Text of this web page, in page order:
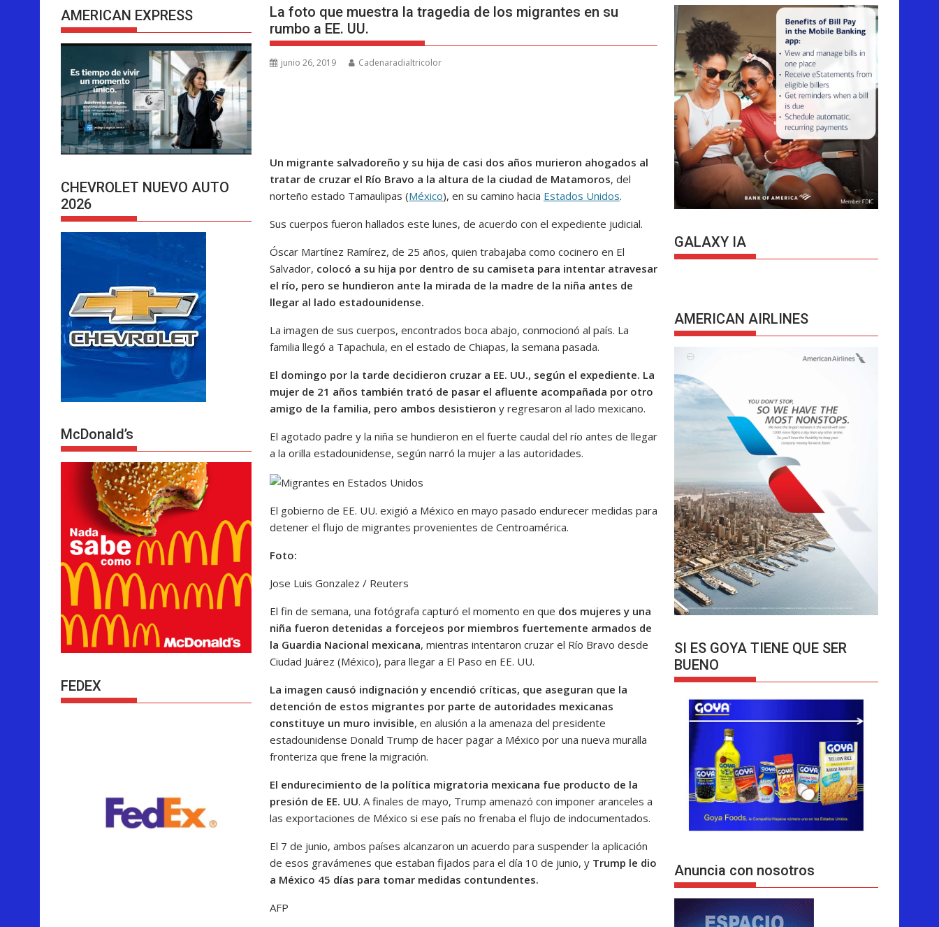
La foto que muestra la tragedia de los migrantes en su
rumbo a EE. UU.
junio 26, 2019 Cadenaradialtricolor
Un migrante salvadoreño y su hija de casi dos años murieron ahogados al
tratar de cruzar el Río Bravo a la altura de la ciudad de Matamoros, del
norteño estado Tamaulipas (México), en su camino hacia Estados Unidos.
Sus cuerpos fueron hallados este lunes, de acuerdo con el expediente judicial.
Óscar Martínez Ramírez, de 25 años, quien trabajaba como cocinero en El
Salvador, colocó a su hija por dentro de su camiseta para intentar atravesar
el río, pero se hundieron ante la mirada de la madre de la niña antes de
llegar al lado estadounidense.
La imagen de sus cuerpos, encontrados boca abajo, conmocionó al país. La
familia llegó a Tapachula, en el estado de Chiapas, la semana pasada.
El domingo por la tarde decidieron cruzar a EE. UU., según el expediente. La
mujer de 21 años también trató de pasar el afluente acompañada por otro
amigo de la familia, pero ambos desistieron y regresaron al lado mexicano.
El agotado padre y la niña se hundieron en el fuerte caudal del río antes de llegar
a la orilla estadounidense, según narró la mujer a las autoridades.
El gobierno de EE. UU. exigió a México en mayo pasado endurecer medidas para
detener el flujo de migrantes provenientes de Centroamérica.
Foto:
Jose Luis Gonzalez / Reuters
El fin de semana, una fotógrafa capturó el momento en que dos mujeres y una
niña fueron detenidas a forcejeos por miembros fuertemente armados de
la Guardia Nacional mexicana, mientras intentaron cruzar el Río Bravo desde
Ciudad Juárez (México), para llegar a El Paso en EE. UU.
La imagen causó indignación y encendió críticas, que aseguran que la
detención de estos migrantes por parte de autoridades mexicanas
constituye un muro invisible, en alusión a la amenaza del presidente
estadounidense Donald Trump de hacer pagar a México por una nueva muralla
fronteriza que frene la migración.
El endurecimiento de la política migratoria mexicana fue producto de la
presión de EE. UU. A finales de mayo, Trump amenazó con imponer aranceles a
las exportaciones de México si ese país no frenaba el flujo de indocumentados.
El 7 de junio, ambos países alcanzaron un acuerdo para suspender la aplicación
de esos gravámenes que estaban fijados para el día 10 de junio, y Trump le dio
a México 45 días para tomar medidas contundentes.
AFP
AMERICAN EXPRESS
CHEVROLET NUEVO AUTO
2026
McDonald’s
FEDEX
GALAXY IA
AMERICAN AIRLINES
SI ES GOYA TIENE QUE SER
BUENO
Anuncia con nosotros